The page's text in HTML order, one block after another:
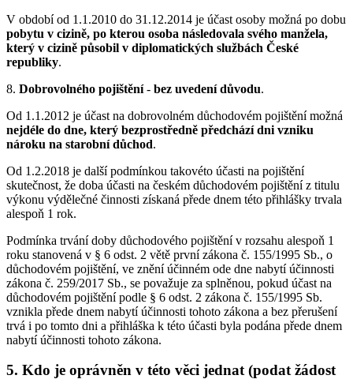
V období od 1.1.2010 do 31.12.2014 je účast osoby možná po dobu
pobytu v cizině, po kterou osoba následovala svého manžela,
který v cizině působil v diplomatických službách České
republiky.
8. Dobrovolného pojištění- bez uvedení důvodu.
Od 1.1.2012 je účast na dobrovolném důchodovém pojištění možná
nejdéle do dne, který bezprostředně předchází dni vzniku
nároku na starobní důchod.
Od 1.2.2018 je další podmínkou takovéto účasti na pojištění
skutečnost, že doba účasti na českém důchodovém pojištění z titulu
výkonu výdělečné činnosti získaná přede dnem této přihlášky trvala
alespoň 1 rok.
Podmínka trvání doby důchodového pojištění v rozsahu alespoň 1
roku stanovená v § 6 odst. 2 větě první zákona č. 155/1995 Sb., o
důchodovém pojištění, ve znění účinném ode dne nabytí účinnosti
zákona č. 259/2017 Sb., se považuje za splněnou, pokud účast na
důchodovém pojištění podle § 6 odst. 2 zákona č. 155/1995 Sb.
vznikla přede dnem nabytí účinnosti tohoto zákona a bez přerušení
trvá i po tomto dni a přihláška k této účasti byla podána přede dnem
nabytí účinnosti tohoto zákona.
5. Kdo je oprávněn v této věci jednat (podat žádost